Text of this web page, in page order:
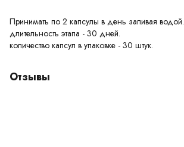
Принимать по 2 капсулы в день запивая водой.
длительность этапа - 30 дней.
количество капсул в упаковке - 30 штук.
Отзывы